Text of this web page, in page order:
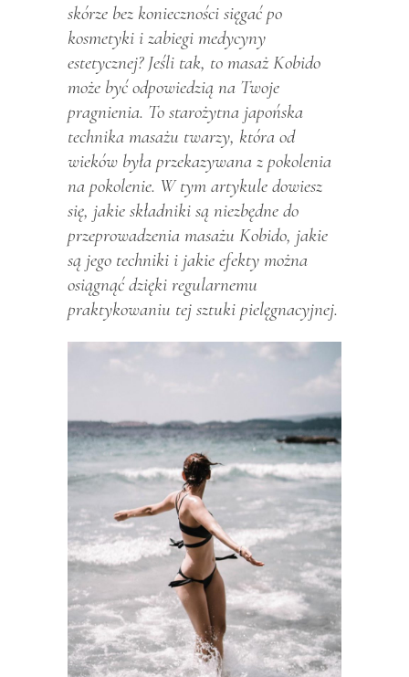
skórze bez konieczności sięgać po
kosmetyki i zabiegi medycyny
estetycznej? Jeśli tak, to masaż Kobido
może być odpowiedzią na Twoje
pragnienia. To starożytna japońska
technika masażu twarzy, która od
wieków była przekazywana z pokolenia
na pokolenie. W tym artykule dowiesz
się, jakie składniki są niezbędne do
przeprowadzenia masażu Kobido, jakie
są jego techniki i jakie efekty można
osiągnąć dzięki regularnemu
praktykowaniu tej sztuki pielęgnacyjnej.